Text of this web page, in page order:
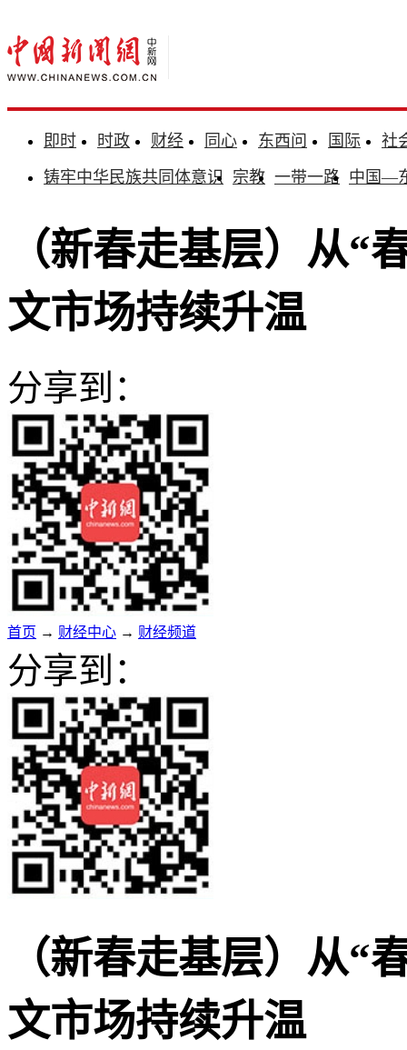
即时 时政 财经 同心 东西问 国际
社
铸牢中华民族共同体意识 宗教 一带一路 中国—
（新春走基层）从“
文市场持续升温
分享到：
首页 → 财经中心 → 财经频道
分享到：
（新春走基层）从“
文市场持续升温